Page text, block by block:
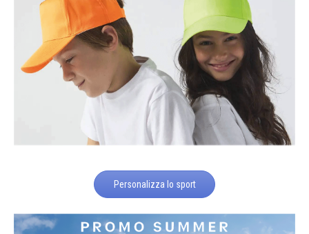
Personalizza lo sport